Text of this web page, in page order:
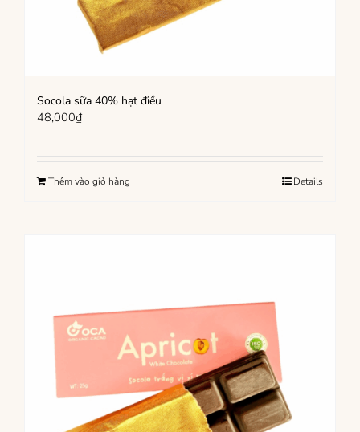
Socola sữa 40% hạt điều
48,000₫
Thêm vào giỏ hàng Details